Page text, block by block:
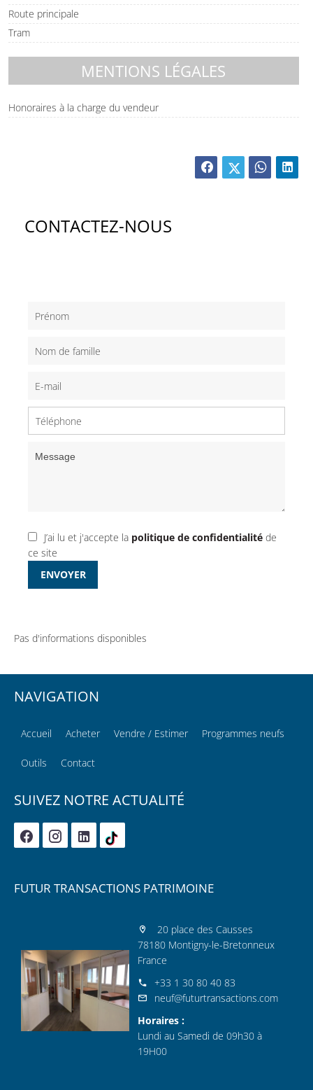
Route principale
Tram
MENTIONS LÉGALES
Honoraires à la charge du vendeur
CONTACTEZ-NOUS
J’ai lu et j'accepte la politique de confidentialité de
ce site
ENVOYER
Pas d'informations disponibles
NAVIGATION
Accueil Acheter Vendre / Estimer Programmes neufs
Outils Contact
SUIVEZ NOTRE ACTUALITÉ
FUTUR TRANSACTIONS PATRIMOINE
20 place des Causses
78180 Montigny-le-Bretonneux
France
+33 1 30 80 40 83
neuf@futurtransactions.com
Horaires :
Lundi au Samedi de 09h30 à
19H00